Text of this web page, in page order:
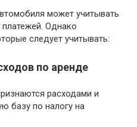
может учитывать
Однако
следует учитывать:
по аренде
расходами и
базу по налогу на